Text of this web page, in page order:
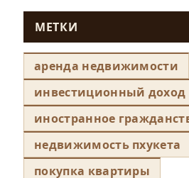
МЕТКИ
аренда недвижимости
инвестиционный доход
иностранное
недвижимость пхукета
покупка квартиры